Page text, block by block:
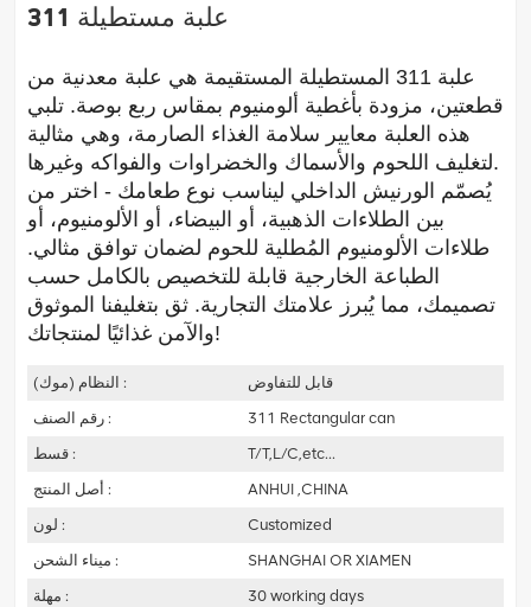
علبة مستطيلة 311
علبة 311 المستطيلة المستقيمة هي علبة معدنية من
قطعتين، مزودة بأغطية ألومنيوم بمقاس ربع بوصة. تلبي
هذه العلبة معايير سلامة الغذاء الصارمة، وهي مثالية
لتغليف اللحوم والأسماك والخضراوات والفواكه وغيرها.
يُصمّم الورنيش الداخلي ليناسب نوع طعامك - اختر من
بين الطلاءات الذهبية، أو البيضاء، أو الألومنيوم، أو
طلاءات الألومنيوم المُطلية للحوم لضمان توافق مثالي.
الطباعة الخارجية قابلة للتخصيص بالكامل حسب
تصميمك، مما يُبرز علامتك التجارية. ثق بتغليفنا الموثوق
والآمن غذائيًا لمنتجاتك!
النظام (موك) :
قابل للتفاوض
رقم الصنف :
311 Rectangular can
قسط :
T/T,L/C,etc...
أصل المنتج :
ANHUI ,CHINA
لون :
Customized
ميناء الشحن :
SHANGHAI OR XIAMEN
مهلة :
30 working days